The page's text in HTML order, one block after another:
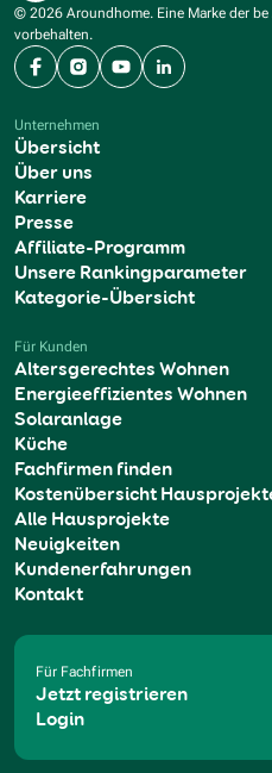
© 2026 Aroundhome. Eine Marke der
vorbehalten.
FacebookInstagram
YouTubeLinkedIn
Unternehmen
Übersicht
Über uns
Karriere
Presse
Affiliate-Programm
Unsere Rankingparameter
Kategorie-Übersicht
Für Kunden
Altersgerechtes Wohnen
Energieeffizientes Wohnen
Solaranlage
Küche
Fachfirmen finden
Kostenübersicht
Alle Hausprojekte
Neuigkeiten
Kundenerfahrungen
Kontakt
Für Fachfirmen
Jetzt registrieren
Login